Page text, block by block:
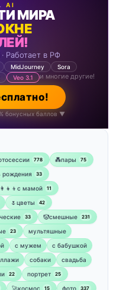
AI
МИРА
· Работает в РФ
MidJourney
Sora
Veo 3.1 и многие другие!
бонусных баллов ▼
778 💑пары 75
рождения 33
👩‍👧‍👦с мамой 11
🌷цветы 42
33 🤡смешные 231
23
мультяшные
с мужем
с бабушкой
собаки
свадьба
22 портрет 25
🚀космос 15 фото 337